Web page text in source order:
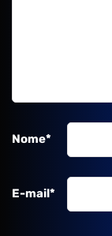
Nome*
E-mail*